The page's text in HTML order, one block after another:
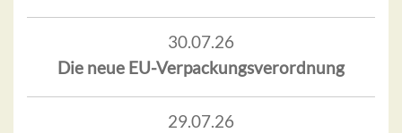
30.07.26
Die neue EU-Verpackungsverordnung
29.07.26